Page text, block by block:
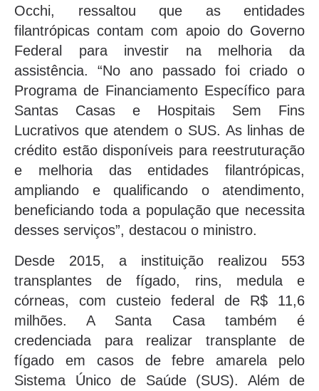
Occhi, ressaltou que as entidades
filantrópicas contam com apoio do Governo
Federal para investir na melhoria da
assistência. “No ano passado foi criado o
Programa de Financiamento Específico para
Santas Casas e Hospitais Sem Fins
Lucrativos que atendem o SUS. As linhas de
crédito estão disponíveis para reestruturação
e melhoria das entidades filantrópicas,
ampliando e qualificando o atendimento,
beneficiando toda a população que necessita
desses serviços”, destacou o ministro.
Desde 2015, a instituição realizou 553
transplantes de fígado, rins, medula e
córneas, com custeio federal de R$ 11,6
milhões. A Santa Casa também é
credenciada para realizar transplante de
fígado em casos de febre amarela pelo
Sistema Único de Saúde (SUS). Além de